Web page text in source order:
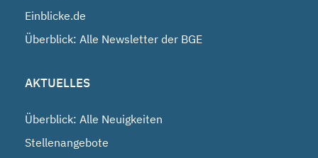
Einblicke.de
Überblick: Alle Newsletter der BGE
AKTUELLES
Überblick: Alle Neuigkeiten
Stellenangebote